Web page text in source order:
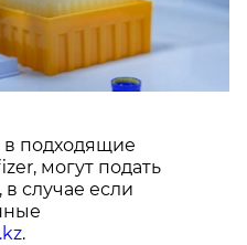
подходящие
могут подать
случае если
.